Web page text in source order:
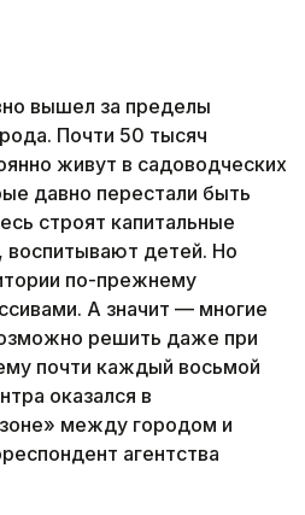
вышел за пределы
Почти 50 тысяч
живут в садоводческих
давно перестали быть
строят капитальные
детей. Но
по-прежнему
А значит — многие
решить даже при
почти каждый восьмой
оказался в
между городом и
агентства